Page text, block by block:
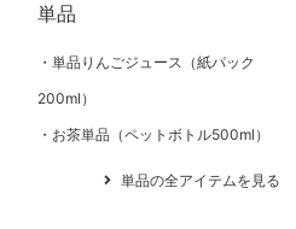
単品
単品りんごジュース（紙パック
200ml）
お茶単品（ペットボトル500ml）
単品の全アイテムを見る